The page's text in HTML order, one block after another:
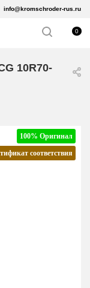
info@kromschroder-rus.ru
0
10R70-
100% Оригинал
соответствия